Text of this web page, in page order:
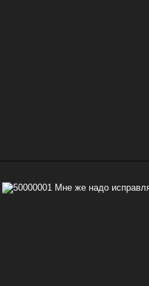
Мне же надо